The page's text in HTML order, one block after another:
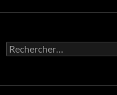
Rechercher :